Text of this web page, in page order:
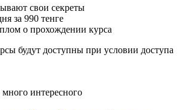
свои секреты
за 990 тенге
о прохождении курса
будут доступны при условии доступа
интересного